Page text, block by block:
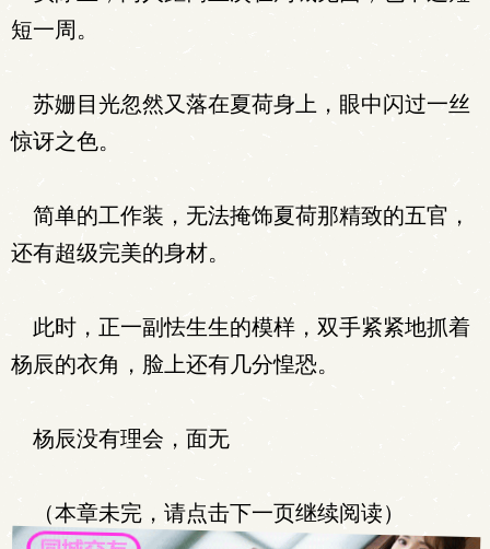
短一周。
苏姗目光忽然又落在夏荷身上，眼中闪过一丝
惊讶之色。
简单的工作装，无法掩饰夏荷那精致的五官，
还有超级完美的身材。
此时，正一副怯生生的模样，双手紧紧地抓着
杨辰的衣角，脸上还有几分惶恐。
杨辰没有理会，面无
（本章未完，请点击下一页继续阅读）